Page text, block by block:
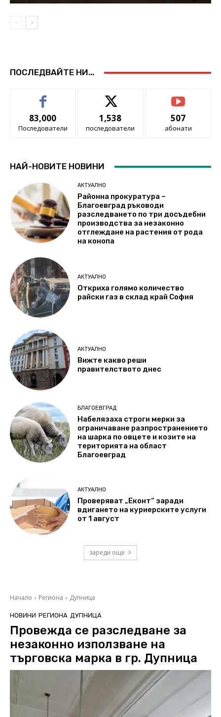
ПОСЛЕДВАЙТЕ НИ...
83,000
Последователи
1,538
последователи
507
абонати
НАЙ-НОВИТЕ НОВИНИ
АКТУАЛНО
Районна прокуратура –
Благоевград ръководи
разследването по три досъдебни
производства за незаконно
отглеждане на растения от рода
на конопа
АКТУАЛНО
Откриха голямо количество
райски газ в склад край София
АКТУАЛНО
Вижте какво реши
правителството днес
БЛАГОЕВГРАД
Набелязаха строги мерки за
ограничаване разпространението
на шарка по овцете и козите на
територията на област
Благоевград
АКТУАЛНО
Проверяват „Еконт“ заради
вдигането на куриерските услуги
от 1 август
зареди още